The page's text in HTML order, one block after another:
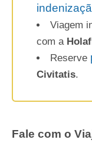
Viagem
com a
Reserve
Civitatis.
Fale com o